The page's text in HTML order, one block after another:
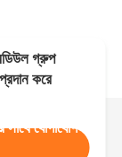
গ্রুপ
করে
সাথে যোগাযোগ